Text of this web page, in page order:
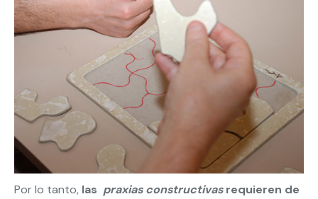
Por lo tanto, las praxias constructivasrequieren de